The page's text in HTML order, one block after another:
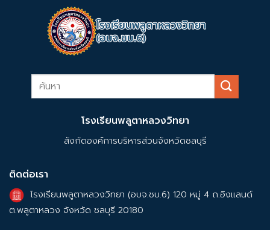
โรงเรียนพลูตาหลวงวิทยา
สังกัดองค์การบริหารส่วนจังหวัดชลบุรี
ติดต่อเรา
โรงเรียนพลูตาหลวงวิทยา (อบจ.ชบ.6) 120 หมู่ 4 ถ.อิงแลนด์
ต.พลูตาหลวง จังหวัด ชลบุรี 20180